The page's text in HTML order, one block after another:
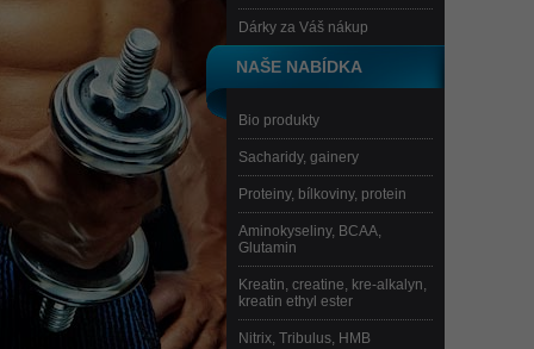
Dárky za Váš nákup
NAŠE NABÍDKA
Bio produkty
Sacharidy, gainery
Proteiny, bílkoviny, protein
Aminokyseliny, BCAA,
Glutamin
Kreatin, creatine, kre-alkalyn,
kreatin ethyl ester
Nitrix, Tribulus, HMB